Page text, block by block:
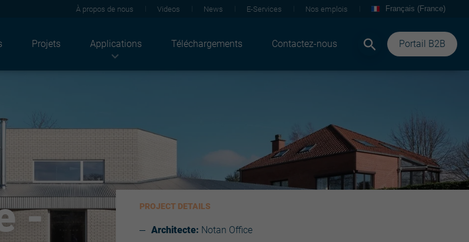
Tôles de bardage
Façade
Panneaux sandwich
Plateaux
Supports d'étanchéité
Structures
Ossatures plaques de plâtre
Light solutions
Accessoires
Projets Applications
Feu
Solaire
Durabilité
Rénovation
Revêtements
Architectural
Téléchargements Contactez-nous Portail B2B
À propos de nous Videos News E-Services Nos emplois Français (France)
-
PROJECT DETAILS
Architecte: Notan Office